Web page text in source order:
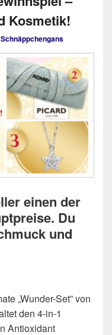
Kosmetik!
Schnäppchengans
einen der
Du
und
„Wunder-Set” von
den 4-in-1
Antioxidant